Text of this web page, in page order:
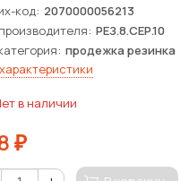
код 2070000056213
РЕЗ.8.СЕР.10
продежка резинка
в наличии
₽